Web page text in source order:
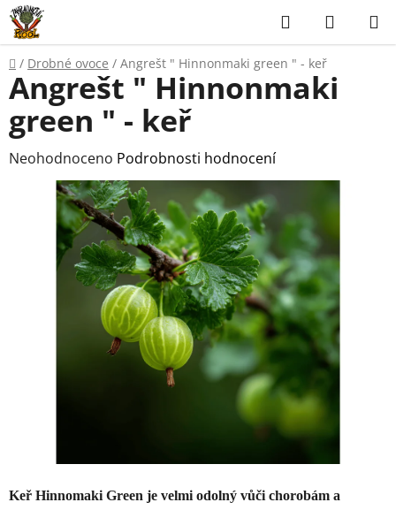
Přejít
na
obsah
Hledat
KOŠÍK
Domů
/ Drobné ovoce / Angrešt " Hinnonmaki green " - keř
Keř Hinnomaki Green je velmi odolný vůči chorobám a
Angrešt " Hinnonmaki
green " - keř
Průměrné
hodnocení
produktu
Neohodnoceno Podrobnosti hodnocení